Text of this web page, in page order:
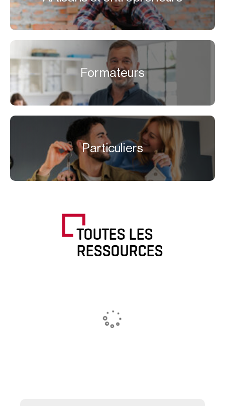
Formateurs
Particuliers
TOUTES LES
RESSOURCES